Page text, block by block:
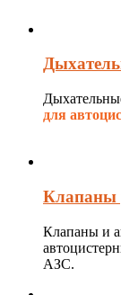
для
Клапаны
Клапаны и
АЗС.